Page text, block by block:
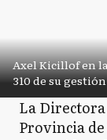
Axel Kicillof en
310 de su
La
Provincia